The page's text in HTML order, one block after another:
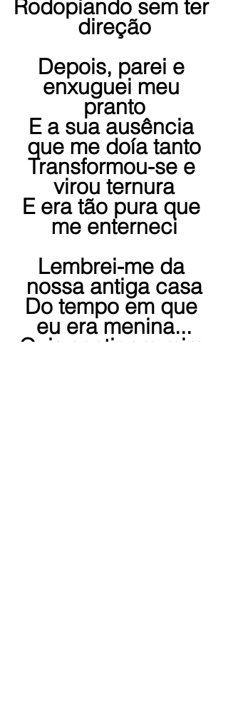
Rodopiando sem ter
direção
Depois, parei e
enxuguei meu
pranto
E a sua ausência
que me doía tanto
Transformou-se e
virou ternura
E era tão pura que
me enterneci
Lembrei-me da
nossa antiga casa
Do tempo em que
eu era menina...
Quis sentir em mim